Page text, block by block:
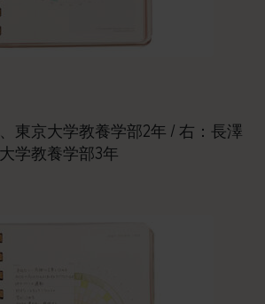
東京大学教養学部2年 / 右：長澤
学教養学部3年